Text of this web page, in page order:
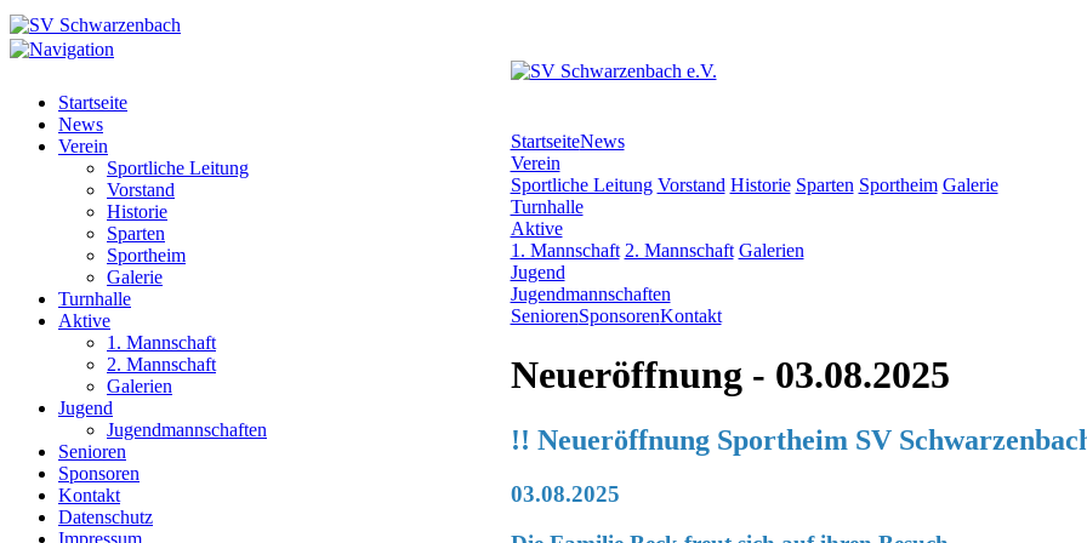
Startseite
News
Verein
Sportliche Leitung
Vorstand
Historie
Sparten
Sportheim
Galerie
Turnhalle
Aktive
1. Mannschaft
2. Mannschaft
Galerien
Jugend
Jugendmannschaften
Senioren
Sponsoren
Kontakt
Datenschutz
Impressum
StartseiteNews
Verein
Sportliche Leitung Vorstand Historie Sparten Sportheim Galerie
Turnhalle
Aktive
1. Mannschaft 2. Mannschaft Galerien
Jugend
Jugendmannschaften
SeniorenSponsorenKontakt
Neueröffnung- 03.08.2025
!! Neueröffnung Sportheim SV
03.08.2025